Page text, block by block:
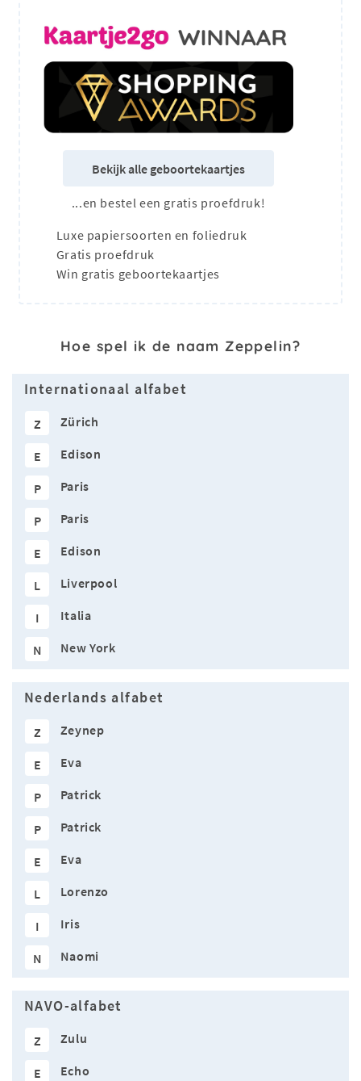
Bekijk alle geboortekaartjes
...en bestel een gratis proefdruk!
Luxe papiersoorten en foliedruk
Gratis proefdruk
Win gratis geboortekaartjes
Hoe spel ik de naam Zeppelin?
Internationaal alfabet
Z Zürich
E Edison
P Paris
P Paris
E Edison
L Liverpool
I Italia
N New York
Nederlands alfabet
Z Zeynep
E Eva
P Patrick
P Patrick
E Eva
L Lorenzo
I Iris
N Naomi
NAVO-alfabet
Z Zulu
E Echo